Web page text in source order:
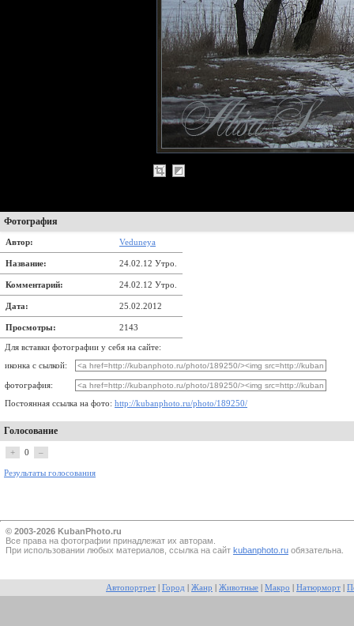
Фотография
Автор: Veduneya
Название: 24.02.12 Утро.
Комментарий: 24.02.12 Утро.
Дата: 25.02.2012
Просмотры: 2143
Для вставки фотографии у себя на сайте:
иконка с сылкой:
фотография:
Постоянная ссылка на фото: http://kubanphoto.ru/photo/189250/
Голосование
+ 0 –
Результаты голосования
© 2003-2026 KubanPhoto.ru
Все прaва на фотографии принадлежат их авторам.
При использовании любых материалов, ссылка на сайт kubanphoto.ru обязательна.
Автопортрет Город Жанр Животные Макро Натюрморт